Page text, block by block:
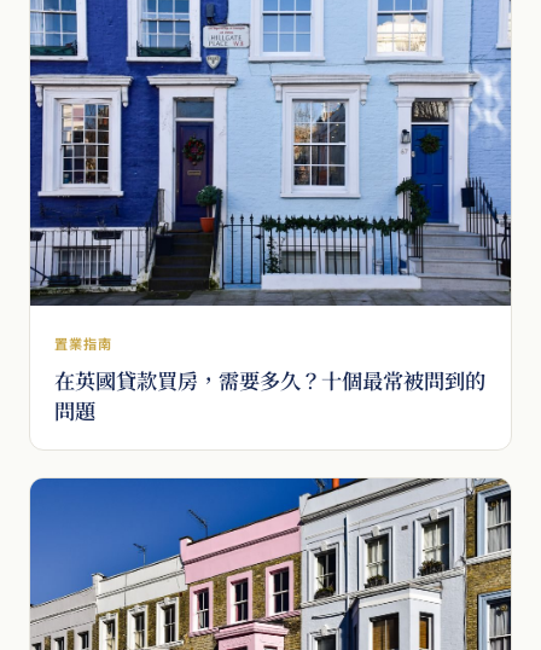
置業指南
在英國貸款買房，需要多久？十個最常被問到的
問題